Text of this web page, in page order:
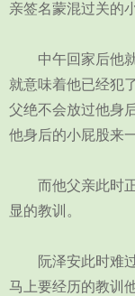
亲签名蒙混过关的
中午回家后他就
就意味着他已经犯
父绝不会放过他身
他身后的小屁股来
而他父亲此时正
显的教训。
阮泽安此时难过
马上要经历的教训